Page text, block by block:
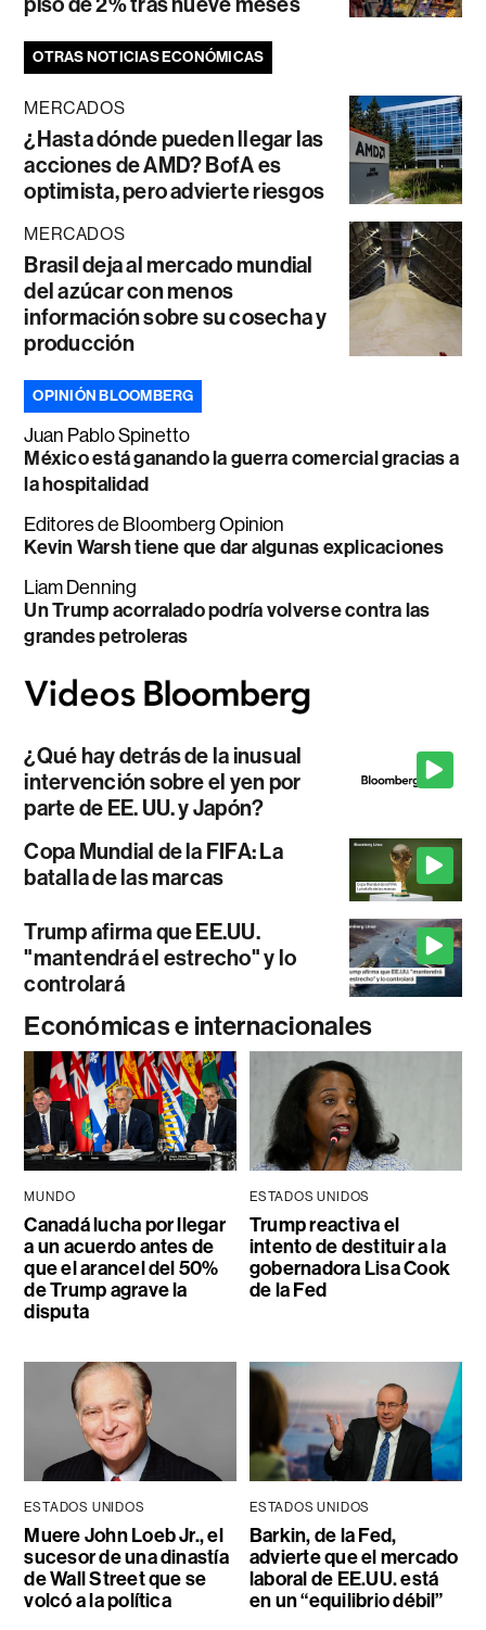
OTRAS NOTICIAS ECONÓMICAS
MERCADOS
¿Hasta dónde pueden llegar las
acciones de AMD? BofA es
optimista, pero advierte riesgos
MERCADOS
Brasil deja al mercado mundial
del azúcar con menos
información sobre su cosecha y
producción
OPINIÓN BLOOMBERG
Juan Pablo Spinetto
México está ganando la guerra comercial gracias a
la hospitalidad
Editores de Bloomberg Opinion
Kevin Warsh tiene que dar algunas explicaciones
Liam Denning
Un Trump acorralado podría volverse contra las
grandes petroleras
¿Qué hay detrás de la inusual
intervención sobre el yen por
parte de EE. UU. y Japón?
Copa Mundial de la FIFA: La
batalla de las marcas
Trump afirma que EE.UU.
"mantendrá el estrecho" y lo
controlará
Económicas e internacionales
MUNDO
Canadá lucha por llegar
a un acuerdo antes de
que el arancel del 50%
de Trump agrave la
disputa
ESTADOS UNIDOS
Trump reactiva el
intento de destituir a la
gobernadora Lisa Cook
de la Fed
ESTADOS UNIDOS
Muere John Loeb Jr., el
sucesor de una dinastía
de Wall Street que se
volcó a la política
ESTADOS UNIDOS
Barkin, de la Fed,
advierte que el mercado
laboral de EE.UU. está
en un “equilibrio débil”